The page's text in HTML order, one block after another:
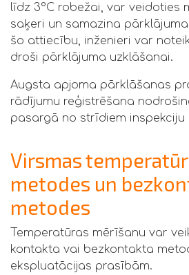
līdz 3°C robežai, var veidoties
saķeri un samazina
šo attiecību, inženieri var
droši pārklājuma uzklāšanai.
Augsta apjoma pārklāšanas
rādījumu reģistrēšana
pasargā no strīdiem inspekciju
Virsmas
metodes un
metodes
Temperatūras mērīšanu var
kontakta vai bezkontakta
ekspluatācijas prasībām.